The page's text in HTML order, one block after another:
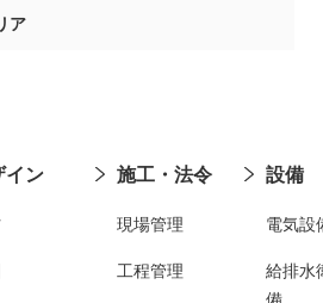
ア
イン 施工・法令
現場管理
工程管理
設備
電気設
給排水
備